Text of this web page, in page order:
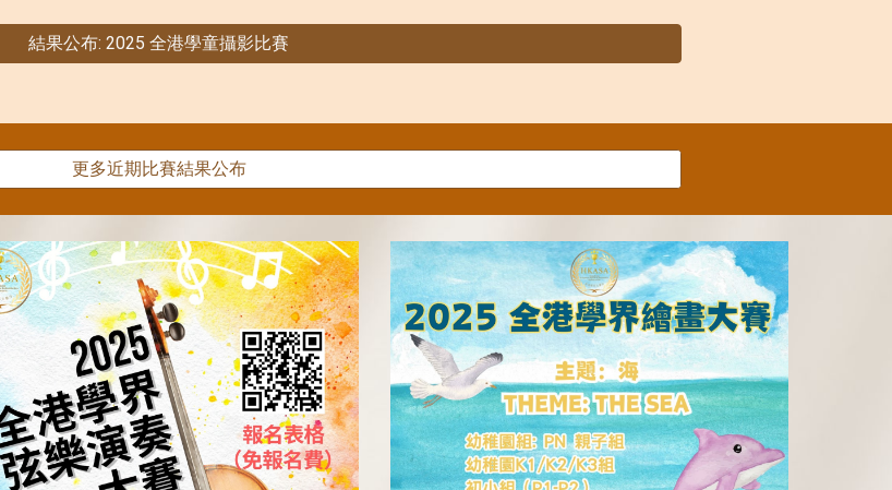
結果公布: 2025 全港學童攝影比賽
更多近期比賽結果公布